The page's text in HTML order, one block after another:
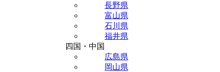
長野県
富山県
石川県
福井県
四国・中国
広島県
岡山県